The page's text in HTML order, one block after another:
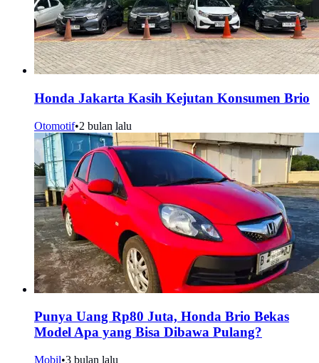
Honda Jakarta Kasih Kejutan Konsumen Brio
Otomotif•2 bulan lalu
Punya Uang Rp80 Juta, Honda Brio Bekas
Model Apa yang Bisa Dibawa Pulang?
Mobil•3 bulan lalu